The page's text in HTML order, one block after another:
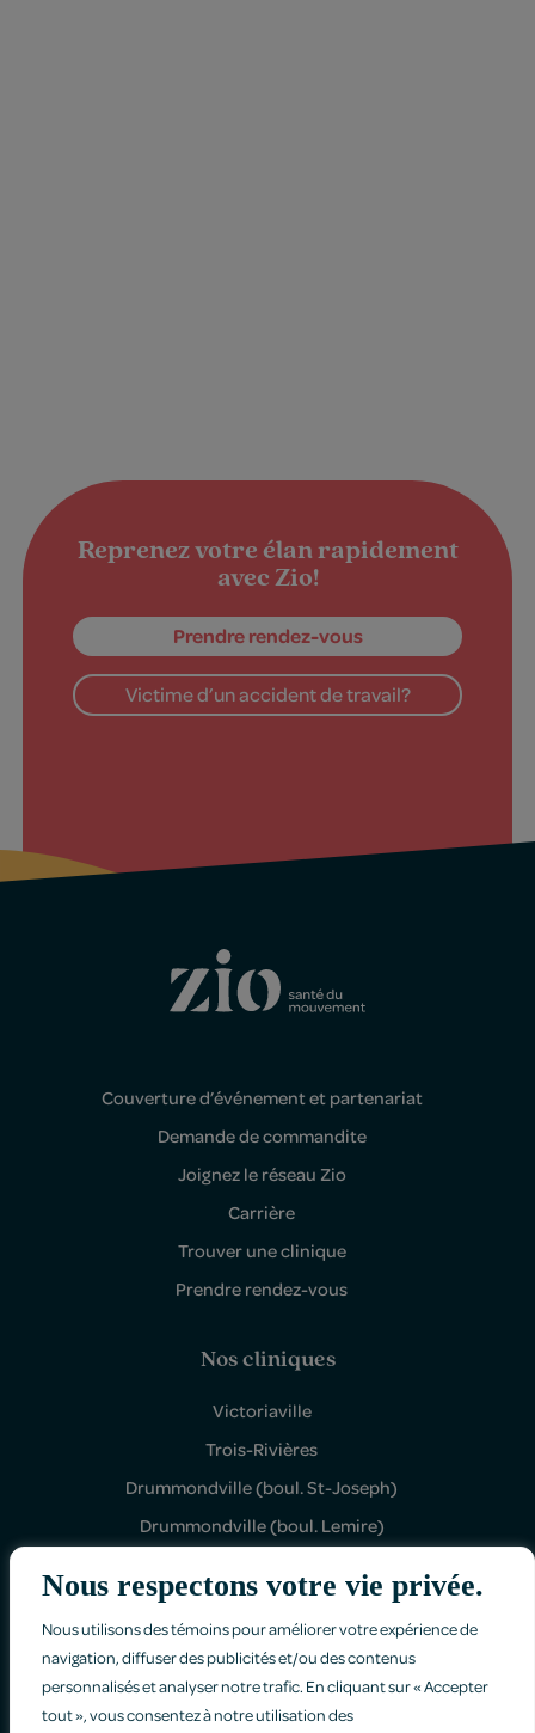
Nous respectons votre vie privée.
Nous utilisons des témoins pour améliorer votre expérience de
navigation, diffuser des publicités et/ou des contenus
personnalisés et analyser notre trafic. En cliquant sur « Accepter
tout », vous consentez à notre utilisation des
Reprenez votre élan rapidement
avec Zio!
Prendre rendez-vous
Victime d’un accident de travail?
Couverture d’événement et partenariat
Demande de commandite
Joignez le réseau Zio
Carrière
Trouver une clinique
Prendre rendez-vous
Nos cliniques
Victoriaville
Trois-Rivières
Drummondville (boul. St-Joseph)
Drummondville (boul. Lemire)
Politique de confidentialité